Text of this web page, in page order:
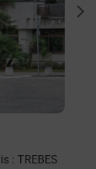
: TREBES